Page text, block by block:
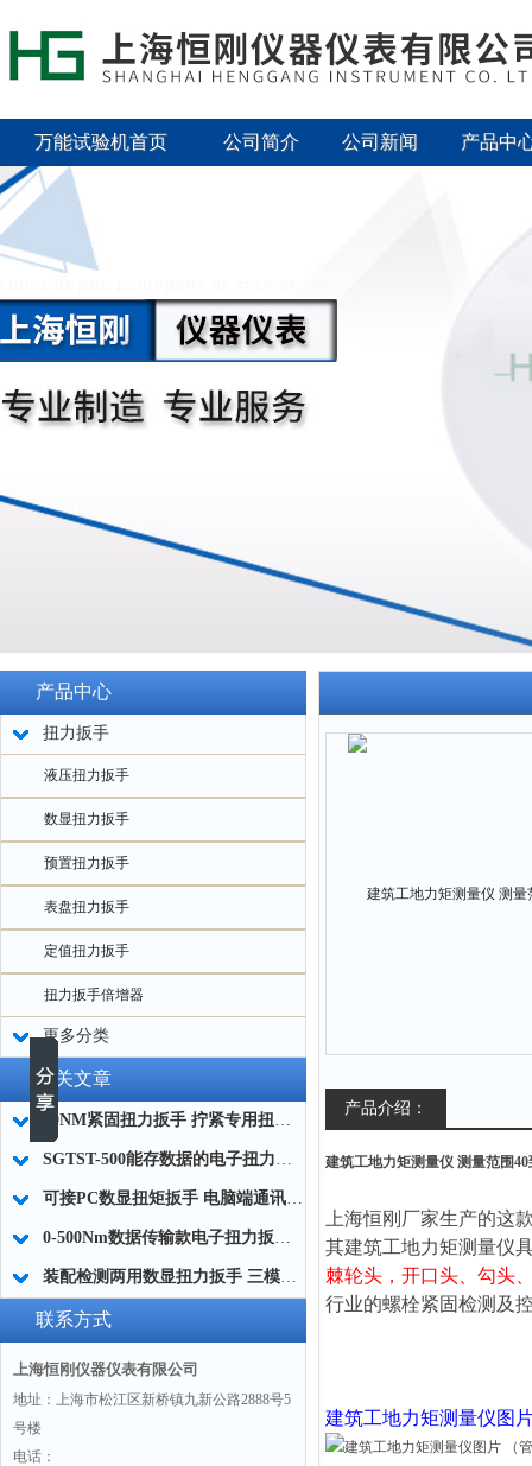
万能试验机首页 公司简介 公司新闻 产品中
产品中心
扭力扳手
液压扭力扳手
数显扭力扳手
预置扭力扳手
表盘扭力扳手
定值扭力扳手
扭力扳手倍增器
更多分类
相关文章
20NM紧固扭力扳手 拧紧专用扭力扳手 右旋力矩扳手厂家
SGTST-500能存数据的电子扭力扳手 带工作记录的智能扭力扳手厂家
可接PC数显扭矩扳手 电脑端通讯力矩扳手 数据上传电脑电子扭力扳手厂家
0-500Nm数据传输款电子扭力扳手,信号输出追溯扭矩值的扭矩扳手
装配检测两用数显扭力扳手 三模式切换扭矩扳手 工业紧固测量力矩扳手品牌
联系方式
上海恒刚仪器仪表有限公司
地址：上海市松江区新桥镇九新公路2888号5
号楼
电话：
产品介绍：
建筑工地力矩测量仪 测量范围40
上海恒刚厂家生产的这
其建筑工地力矩测量仪
棘轮头， 开口头、勾头
行业的螺栓紧固检测及
建筑工地力矩测量仪图